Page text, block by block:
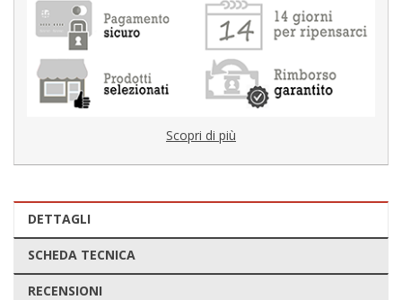
Scopri di più
DETTAGLI
SCHEDA TECNICA
RECENSIONI